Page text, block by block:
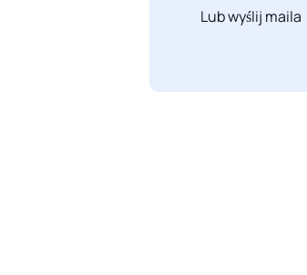
Lub wyślij maila